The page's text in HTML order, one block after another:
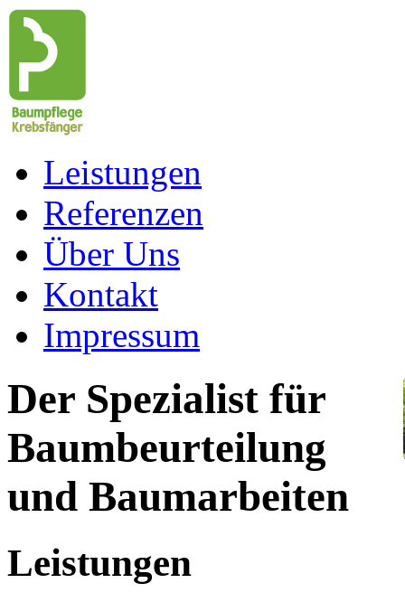
Leistungen
Referenzen
Über Uns
Kontakt
Impressum
Der Spezialist für
Baumbeurteilung
und Baumarbeiten
Leistungen